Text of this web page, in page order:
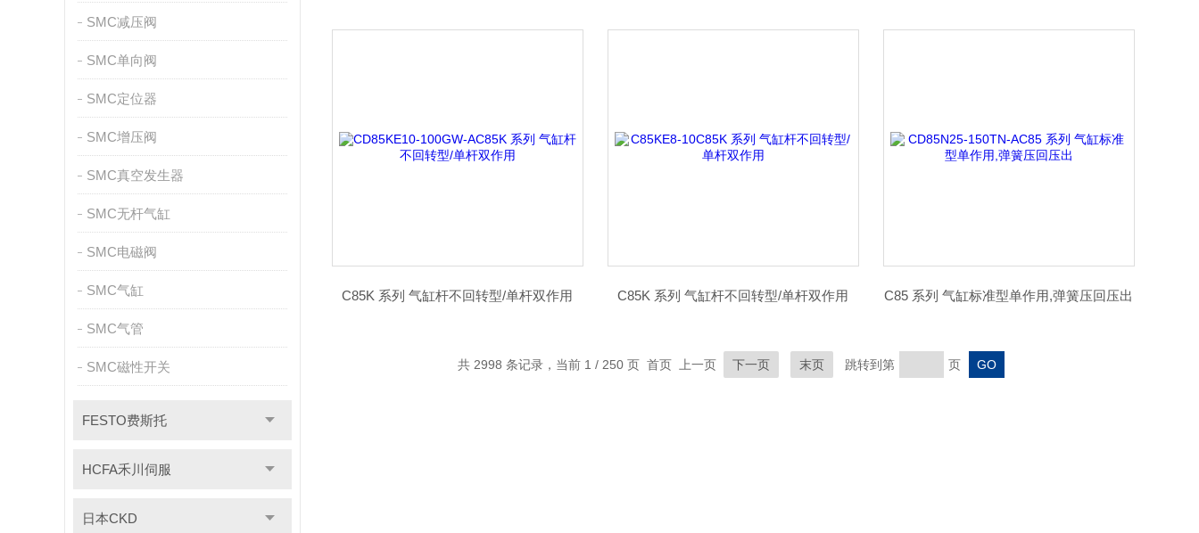
SMC减压阀
SMC单向阀
SMC定位器
SMC增压阀
SMC真空发生器
SMC无杆气缸
SMC电磁阀
SMC气缸
SMC气管
SMC磁性开关
FESTO费斯托
HCFA禾川伺服
日本CKD
C85K 系列 气缸杆不回转型/单杆双作用 C85K 系列 气缸杆不回转型/单杆双作用 C85 系列 气缸标准型单作用,弹簧压回压出
共 2998 条记录，当前 1 / 250 页 首页 上一页 下一页 末页 跳转到第 页